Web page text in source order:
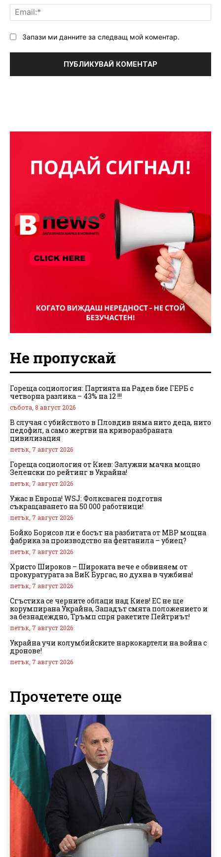
Запази ми данните за следващ мой коментар.
Не пропускай
Гореща социология: Партията на Радев бие ГЕРБ с
четворна разлика – 43% на 12 !!!
събота, 8 август 2026
В случая с убийството в Пловдив няма нито деца, нито
педофил, а само жертви на криворазбраната
цивилизация
петък, 7 август 2026
Гореща социология от Киев: Залужни мачка мощно
Зеленски по рейтинг в Украйна!
петък, 7 август 2026
Ужас в Европа! WSJ: Фолксваген подготвя
съкращаването на 50 000 работници!
петък, 7 август 2026
Бойко Борисов ли е босът на разбитата от МВР мощна
фабрика за производство на фентанила – убиец?
петък, 7 август 2026
Христо Широков – Широката вече е обвиняем от
прокуратурата за ВиК Бургас, но духна в чужбина!
петък, 7 август 2026
Сгъстиха се черните облаци над Киев! ЕС не ще
корумпирана Украйна, Западът смята положението и
за безнадеждно, Тръмп спря ракетите Пейтриът!
петък, 7 август 2026
Украйна учи колумбийските наркокартели на война с
дронове!
петък, 7 август 2026
Прочетете още